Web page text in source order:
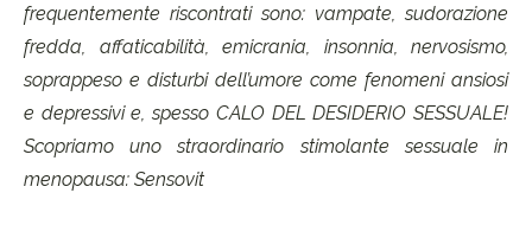
frequentemente riscontrati sono: vampate, sudorazione
fredda, affaticabilità, emicrania, insonnia, nervosismo,
soprappeso e disturbi dell’umore come fenomeni ansiosi
e depressivi e, spesso CALO DEL DESIDERIO SESSUALE!
Scopriamo uno straordinario stimolante sessuale in
menopausa: Sensovit